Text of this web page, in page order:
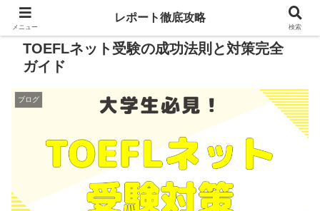
TOEFLネット受験の成功法則と対策完全
ガイド
ブログ
メニュー
レポート徹底攻略
検索